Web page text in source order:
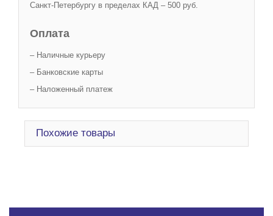
Санкт-Петербургу в пределах КАД – 500 руб.
Оплата
– Наличные курьеру
– Банковские карты
– Наложенный платеж
Похожие товары